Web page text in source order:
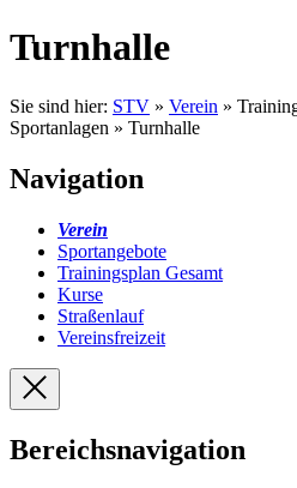
Turnhalle
Sie sind hier: STV » Verein »
Sportanlagen » Turnhalle
Navigation
Verein
Sportangebote
Trainingsplan Gesamt
Kurse
Straßenlauf
Vereinsfreizeit
Bereichsnavigation